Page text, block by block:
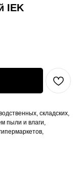
IEK
складских,
пыли и влаги,